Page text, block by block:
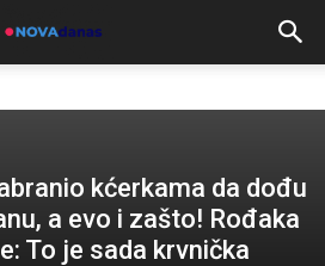
kćerkama da dođu
a evo i zašto! Rođaka
To je sada krvnička